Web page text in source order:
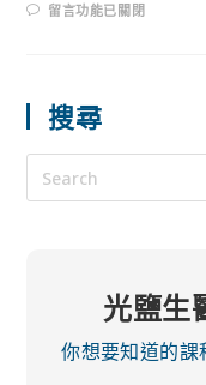
留言功能已關閉
搜尋
光鹽生
你想要知道的